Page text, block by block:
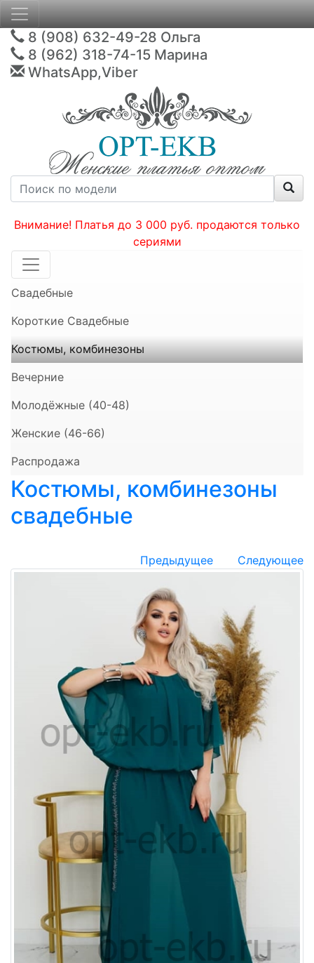
8 (908) 632-49-28 Ольга
8 (962) 318-74-15 Марина
WhatsApp,Viber
Внимание! Платья до 3 000 руб. продаются только
сериями
Свадебные
Короткие Свадебные
Костюмы, комбинезоны
Вечерние
Молодёжные (40-48)
Женские (46-66)
Распродажа
Костюмы, комбинезоны
свадебные
Предыдущее Следующее